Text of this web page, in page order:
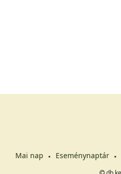
Mai nap Eseménynaptár